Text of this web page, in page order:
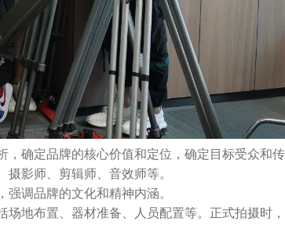
确定品牌的核心价值和定位，确定目标受众和传
影师、剪辑师、音效师等。
调品牌的文化和精神内涵。
地布置、器材准备、人员配置等。正式拍摄时